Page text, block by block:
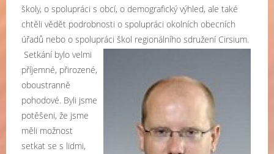
školy, o spolupráci s obcí, o demografický výhled, ale také
chtěli vědět podrobnosti o spolupráci okolních obecních
úřadů nebo o spolupráci škol regionálního sdružení Cirsium.
Setkání bylo velmi
příjemné, přirozené,
oboustranně
pohodové. Byli jsme
potěšeni, že jsme
měli možnost
setkat se s lidmi,